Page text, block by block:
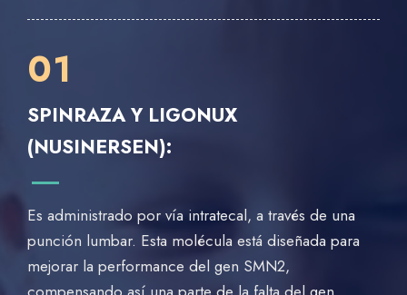
01
SPINRAZA Y LIGONUX
(NUSINERSEN):
Es administrado por vía intratecal, a través de una
punción lumbar. Esta molécula está diseñada para
mejorar la performance del gen SMN2,